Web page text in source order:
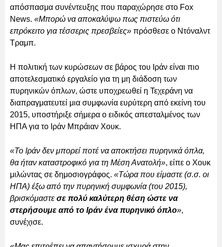
απόσπασμα συνέντευξης που παραχώρησε στο Fox
News. «Μπορώ να αποκαλύψω πως πιστεύω ότι
επρόκειτο για τέσσερις πρεσβείες» πρόσθεσε ο Ντόναλντ
Τραμπ.
Η πολιτική των κυρώσεων σε βάρος του Ιράν είναι πιο
αποτελεσματικό εργαλείο για τη μη διάδοση των
πυρηνικών όπλων, ώστε υποχρεωθεί η Τεχεράνη να
διαπραγματευτεί μια συμφωνία ευρύτερη από εκείνη του
2015, υποστήριξε σήμερα ο ειδικός απεσταλμένος των
ΗΠΑ για το Ιράν Μπράιαν Χουκ.
«Το Ιράν δεν μπορεί ποτέ να αποκτήσει πυρηνικά όπλα,
θα ήταν καταστροφικό για τη Μέση Ανατολή», είπε ο Χουκ
μιλώντας σε δημοσιογράφος. «Τώρα που είμαστε (σ.σ. οι
ΗΠΑ) έξω από την πυρηνική συμφωνία (του 2015),
βρισκόμαστε σε πολύ καλύτερη θέση ώστε να
στερήσουμε από το Ιράν ένα πυρηνικό όπλο»,
συνέχισε.